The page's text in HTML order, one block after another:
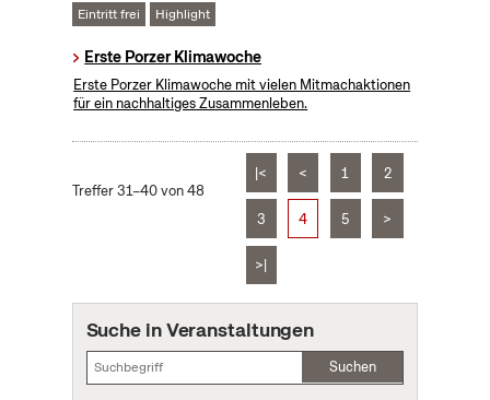
Eintritt frei
Highlight
Erste Porzer Klimawoche
Erste Porzer Klimawoche mit vielen Mitmachaktionen
für ein nachhaltiges Zusammenleben.
Treffer 31–40 von 48
|< < 1 2
3 4 5 >
>|
Suche in Veranstaltungen
Suchen